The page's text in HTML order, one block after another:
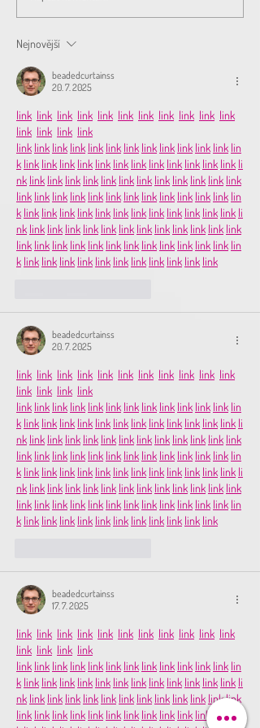
- 30.11. 2024
Nejnovější
beadedcurtainss
20. 7. 2025
link link link link link link link link link link link
link link link link
link link link link link link link link link link link link lin
k link link link link link link link link link link link link li
nk link link link link link link link link link link link link
link link link link link link link link link link link link lin
k link link link link link link link link link link link link li
nk link link link link link link link link link link link link
link link link link link link link link link link link link lin
k link link link link link link link link link link link
beadedcurtainss
20. 7. 2025
link link link link link link link link link link link
link link link link
link link link link link link link link link link link link lin
k link link link link link link link link link link link link li
nk link link link link link link link link link link link link
link link link link link link link link link link link link lin
k link link link link link link link link link link link link li
nk link link link link link link link link link link link link
link link link link link link link link link link link link lin
k link link link link link link link link link link link
beadedcurtainss
17. 7. 2025
link link link link link link link link link link link
link link link link
link link link link link link link link link link link link lin
k link link link link link link link link link link link link li
nk link link link link link link link link link link linklink
link link link link link link link link link link link link lin